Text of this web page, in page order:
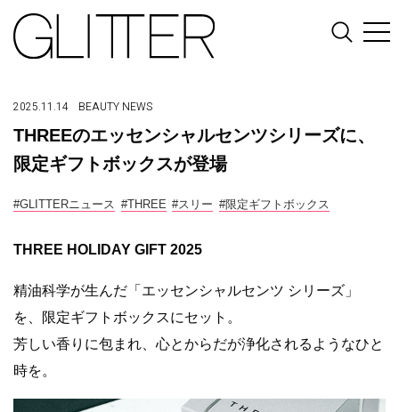
2025.11.14 BEAUTY NEWS
THREEのエッセンシャルセンツシリーズに、
限定ギフトボックスが登場
#GLITTERニュース #THREE #スリー #限定ギフトボックス
THREE HOLIDAY GIFT 2025
精油科学が生んだ「エッセンシャルセンツ シリーズ」
を、限定ギフトボックスにセット。
芳しい香りに包まれ、心とからだが浄化されるようなひと
時を。